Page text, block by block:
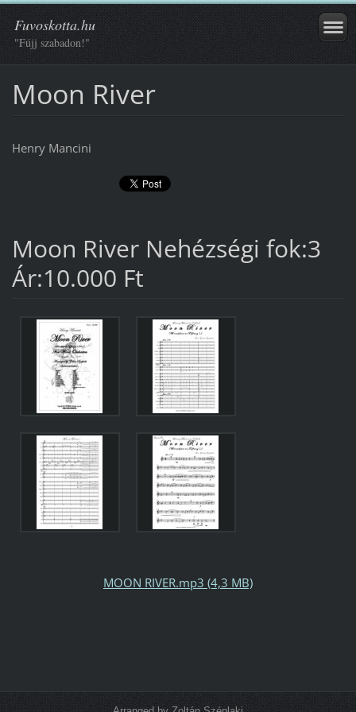
Fuvoskotta.hu
"Fújj szabadon!"
Moon River
Henry Mancini
Moon River Nehézségi fok:3
Ár:10.000 Ft
MOON RIVER.mp3 (4,3 MB)